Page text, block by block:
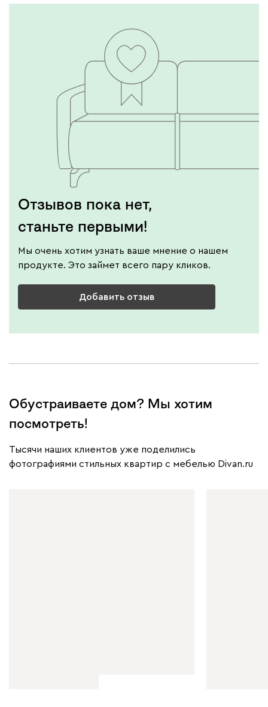
Отзывов пока нет,
станьте первыми!
Мы очень хотим узнать ваше мнение о нашем
продукте. Это займет всего пару кликов.
Добавить отзыв
Обустраиваете дом? Мы хотим
посмотреть!
Тысячи наших клиентов уже поделились
фотографиями стильных квартир с мебелью Divan.ru